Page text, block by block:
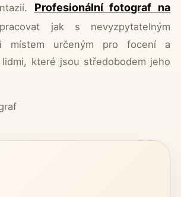
Profesionální fotograf na
jak s nevyzpytatelným
místem určeným pro focení a
které jsou středobodem jeho